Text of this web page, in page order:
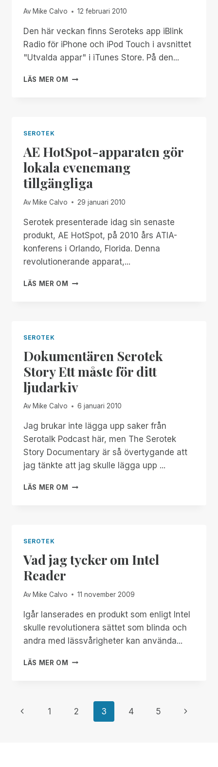
Av Mike Calvo 12 februari 2010
Den här veckan finns Seroteks app iBlink
Radio för iPhone och iPod Touch i avsnittet
"Utvalda appar" i iTunes Store. På den...
LÄS MER OM
EN
SEROTEK
AE HotSpot-apparaten gör
lokala evenemang
tillgängliga
Av Mike Calvo 29 januari 2010
Serotek presenterade idag sin senaste
produkt, AE HotSpot, på 2010 års ATIA-
konferens i Orlando, Florida. Denna
revolutionerande apparat,...
LÄS MER OM
AE
SEROTEK
Dokumentären Serotek
Story Ett måste för ditt
ljudarkiv
Av Mike Calvo 6 januari 2010
Jag brukar inte lägga upp saker från
Serotalk Podcast här, men The Serotek
Story Documentary är så övertygande att
jag tänkte att jag skulle lägga upp ...
LÄS MER OM
DOKUMENTÄREN
LJUDARKIV
SEROTEK
Vad jag tycker om Intel
Reader
Av Mike Calvo 11 november 2009
Igår lanserades en produkt som enligt Intel
skulle revolutionera sättet som blinda och
andra med lässvårigheter kan använda...
LÄS MER OM
VAD
READER
Page
Previous
1 2 3 4 5
Next